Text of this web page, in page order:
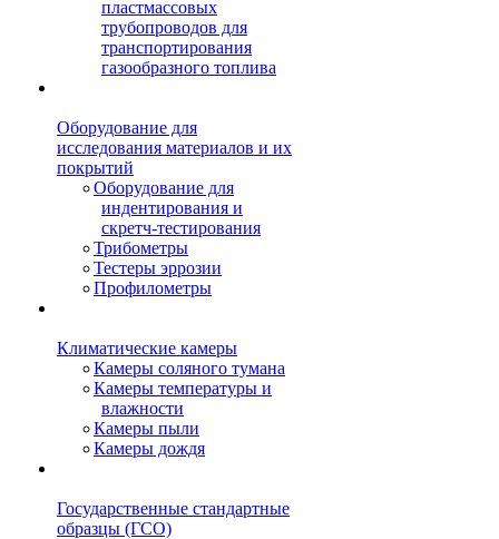
пластмассовых
трубопроводов для
транспортирования
газообразного топлива
Оборудование для
исследования материалов и их
покрытий
Оборудование для
индентирования и
скретч-тестирования
Трибометры
Тестеры эррозии
Профилометры
Климатические камеры
Камеры соляного тумана
Камеры температуры и
влажности
Камеры пыли
Камеры дождя
Государственные стандартные
образцы (ГСО)